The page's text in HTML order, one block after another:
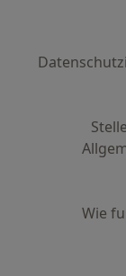
Wie